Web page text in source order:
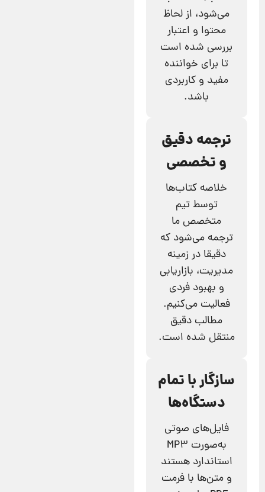
می‌شود، از لحاظ
محتوا و اعتبار
بررسی شده است
تا برای خواننده
مفید و کاربردی
باشد.
ترجمه دقیق
و تخصصی
خلاصه کتاب‌ها
توسط تیم
متخصص ما
ترجمه می‌شود که
دقیقا در زمینه
مدیریت، بازاریابی
و بهبود فردی
فعالیت می‌کنیم.
مطالب دقیق
منتقل شده است.
سازگار با تمام
دستگاه‌ها
فایل‌های صوتی
به‌صورت MP3
استاندارد هستند
و متن‌ها با فرمت